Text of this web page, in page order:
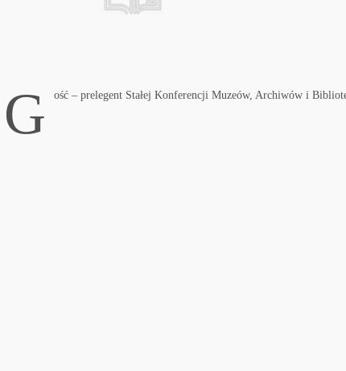
G ość – prelegent Stałej Konferencji Muzeów, Archiwów i